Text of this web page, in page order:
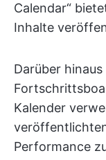
Calendar“
Inhalte
Darüber
Kalender
Performance